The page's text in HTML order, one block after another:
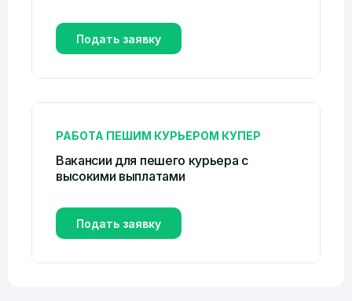
Подать заявку
РАБОТА ПЕШИМ КУРЬЕРОМ КУПЕР
Вакансии для пешего курьера с
высокими выплатами
Подать заявку